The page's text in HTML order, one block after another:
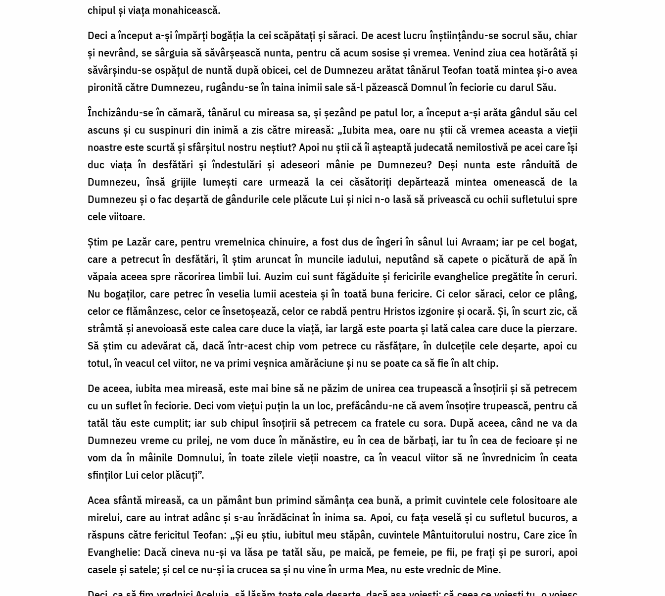
chipul și viața monahicească.
Deci a început a-și împărți bogăția la cei scăpătați și săraci. De acest lucru înștiințându-se socrul său, chiar
și nevrând, se sârguia să săvârșească nunta, pentru că acum sosise și vremea. Venind ziua cea hotărâtă și
săvârșindu-se ospățul de nuntă după obicei, cel de Dumnezeu arătat tânărul Teofan toată mintea și-o avea
pironită către Dumnezeu, rugându-se în taina inimii sale să-l păzească Domnul în feciorie cu darul Său.
Închizându-se în cămară, tânărul cu mireasa sa, și șezând pe patul lor, a început a-și arăta gândul său cel
ascuns și cu suspinuri din inimă a zis către mireasă: „Iubita mea, oare nu știi că vremea aceasta a vieții
noastre este scurtă și sfârșitul nostru neștiut? Apoi nu știi că îi așteaptă judecată nemilostivă pe acei care își
duc viața în desfătări și îndestulări și adeseori mânie pe Dumnezeu? Deși nunta este rânduită de
Dumnezeu, însă grijile lumești care urmează la cei căsătoriți depărtează mintea omenească de la
Dumnezeu și o fac deșartă de gândurile cele plăcute Lui și nici n-o lasă să privească cu ochii sufletului spre
cele viitoare.
Știm pe Lazăr care, pentru vremelnica chinuire, a fost dus de îngeri în sânul lui Avraam; iar pe cel bogat,
care a petrecut în desfătări, îl știm aruncat în muncile iadului, neputând să capete o picătură de apă în
văpaia aceea spre răcorirea limbii lui. Auzim cui sunt făgăduite și fericirile evanghelice pregătite în ceruri.
Nu bogaților, care petrec în veselia lumii acesteia și în toată buna fericire. Ci celor săraci, celor ce plâng,
celor ce flămânzesc, celor ce însetoșează, celor ce rabdă pentru Hristos izgonire și ocară. Și, în scurt zic, că
strâmtă și anevoioasă este calea care duce la viață, iar largă este poarta și lată calea care duce la pierzare.
Să știm cu adevărat că, dacă într-acest chip vom petrece cu răsfățare, în dulcețile cele deșarte, apoi cu
totul, în veacul cel viitor, ne va primi veșnica amărăciune și nu se poate ca să fie în alt chip.
De aceea, iubita mea mireasă, este mai bine să ne păzim de unirea cea trupească a însoțirii și să petrecem
cu un suflet în feciorie. Deci vom viețui puțin la un loc, prefăcându-ne că avem însoțire trupească, pentru că
tatăl tău este cumplit; iar sub chipul însoțirii să petrecem ca fratele cu sora. După aceea, când ne va da
Dumnezeu vreme cu prilej, ne vom duce în mănăstire, eu în cea de bărbați, iar tu în cea de fecioare și ne
vom da în mâinile Domnului, în toate zilele vieții noastre, ca în veacul viitor să ne învrednicim în ceata
sfinților Lui celor plăcuți”.
Acea sfântă mireasă, ca un pământ bun primind sămânța cea bună, a primit cuvintele cele folositoare ale
mirelui, care au intrat adânc și s-au înrădăcinat în inima sa. Apoi, cu fața veselă și cu sufletul bucuros, a
răspuns către fericitul Teofan: „Și eu știu, iubitul meu stăpân, cuvintele Mântuitorului nostru, Care zice în
Evanghelie: Dacă cineva nu-și va lăsa pe tatăl său, pe maică, pe femeie, pe fii, pe frați și pe surori, apoi
casele și satele; și cel ce nu-și ia crucea sa și nu vine în urma Mea, nu este vrednic de Mine.